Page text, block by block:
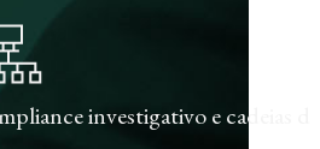
investigativo e cadeias